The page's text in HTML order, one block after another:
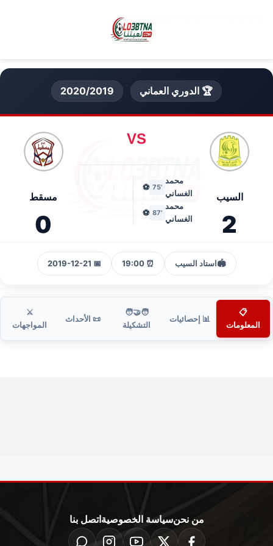
🏆 الدوري العماني 2020/2019
السيب
2
VS
محمد
الغساني
'75
⚽
محمد
الغساني
'87
⚽
مسقط
0
🏟️استاد السيب ⏰ 19:00
📅 2019-12-21
📋
المعلومات
📊 إحصائيات
🧑‍🤝‍🧑
التشكيلة
📜 الأحداث
⚔️
المواجهات
من نحنسياسة الخصوصية اتصل بنا